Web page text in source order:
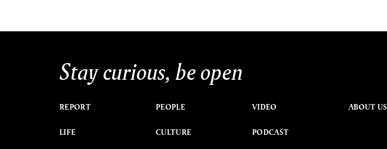
Stay curious, be open
REPORT
LIFE
PEOPLE
CULTURE
VIDEO
PODCAST
ABOUT US